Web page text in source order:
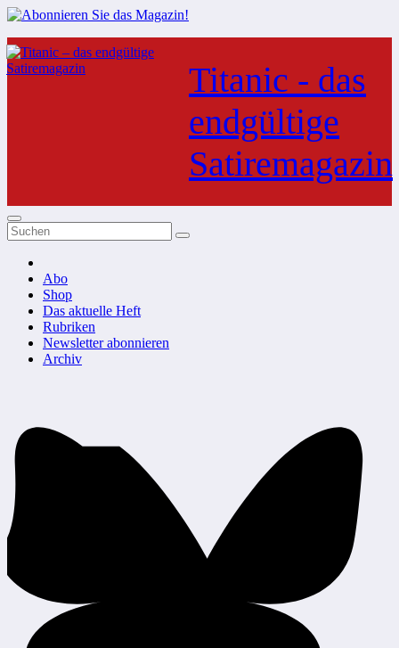
Zum
Inhalt
springen
Titanic - das
endgültige
Satiremagazin
Abo
Shop
Das aktuelle Heft
Rubriken
Newsletter abonnieren
Archiv